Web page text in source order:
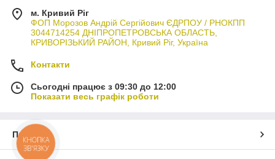
м. Кривий Ріг
ФОП Морозов Андрій Сергійович ЄДРПОУ / РНОКПП
3044714254 ДНІПРОПЕТРОВСЬКА ОБЛАСТЬ,
КРИВОРІЗЬКИЙ РАЙОН, Кривий Ріг, Україна
Контакти
Сьогодні працює з 09:30 до 12:00
Показати весь графік роботи
Про нас
КНОПКА
ЗВ'ЯЗКУ